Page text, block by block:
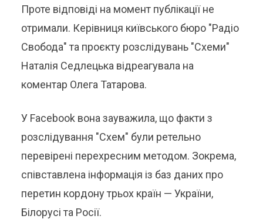
Проте відповіді на момент публікації не
отримали. Керівниця київського бюро "Радіо
Свобода" та проєкту розслідувань "Схеми"
Наталія Седлецька відреагувала на
коментар Олега Татарова.
У Facebook вона зауважила, що факти з
розслідування "Схем" були ретельно
перевірені перехресним методом. Зокрема,
співставлена інформація із баз даних про
перетин кордону трьох країн — України,
Білорусі та Росії.